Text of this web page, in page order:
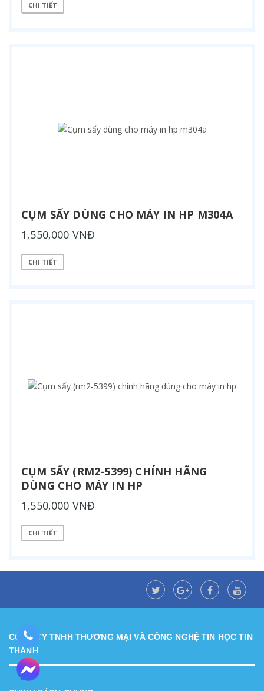
CHI TIẾT
CỤM SẤY DÙNG CHO MÁY IN HP M304A
1,550,000 VNĐ
CHI TIẾT
CỤM SẤY (RM2-5399) CHÍNH HÃNG
DÙNG CHO MÁY IN HP
1,550,000 VNĐ
CHI TIẾT
CÔNG TY TNHH THƯƠNG MẠI VÀ CÔNG NGHỆ TIN HỌC TIN
THÀNH